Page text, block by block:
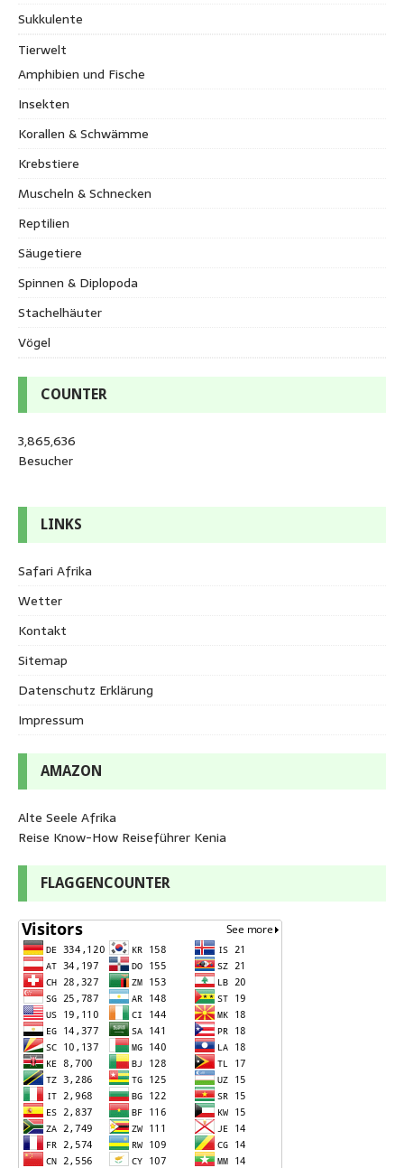
Sukkulente
Tierwelt
Amphibien und Fische
Insekten
Korallen & Schwämme
Krebstiere
Muscheln & Schnecken
Reptilien
Säugetiere
Spinnen & Diplopoda
Stachelhäuter
Vögel
COUNTER
3,865,636
Besucher
LINKS
Safari Afrika
Wetter
Kontakt
Sitemap
Datenschutz Erklärung
Impressum
AMAZON
Alte Seele Afrika
Reise Know-How Reiseführer Kenia
FLAGGENCOUNTER